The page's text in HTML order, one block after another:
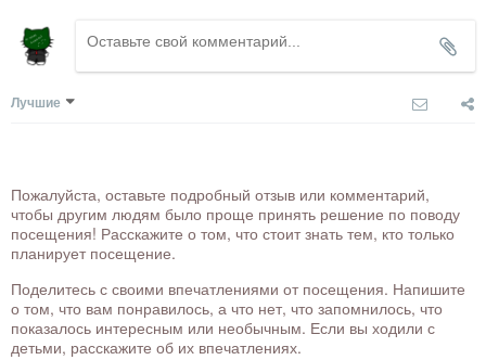
Лучшие
Пожалуйста, оставьте подробный отзыв или комментарий,
чтобы другим людям было проще принять решение по поводу
посещения! Расскажите о том, что стоит знать тем, кто только
планирует посещение.
Поделитесь с своими впечатлениями от посещения. Напишите
о том, что вам понравилось, а что нет, что запомнилось, что
показалось интересным или необычным. Если вы ходили с
детьми, расскажите об их впечатлениях.